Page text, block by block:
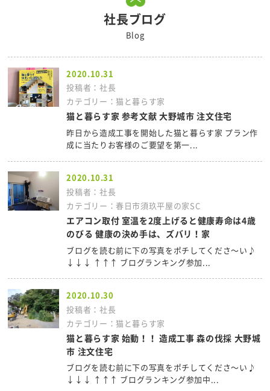
社長ブログ
Blog
2020.10.31
投稿者：社長
カテゴリー：猫と暮らす家
猫と暮らす家 参考文献 大野城市 注文住宅
昨日から造成工事を開始した猫と暮らす家 プラン作
成に当たりお客様のご要望を第一...
2020.10.31
投稿者：社長
カテゴリー：春日市須玖平屋の家SC
エアコン取付 室温を2度上げると健康寿命は4歳
のびる 健康の決め手は、ズバリ！家
ブログを読む前に下の写真をポチしてくださ～い♪
↓↓↓ ↑↑↑ ブログランキング参加...
2020.10.30
投稿者：社長
カテゴリー：猫と暮らす家
猫と暮らす家 始動！！ 造成工事 森の伐採 大野城
市 注文住宅
ブログを読む前に下の写真をポチしてくださ～い♪
↓↓↓ ↑↑↑ ブログランキング参加中...